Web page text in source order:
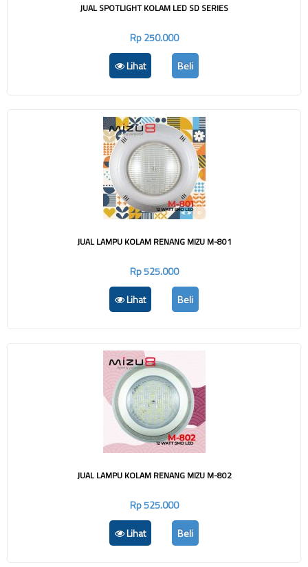
JUAL SPOTLIGHT KOLAM LED SD SERIES
Rp 250.000
Lihat
Beli
JUAL LAMPU KOLAM RENANG MIZU M-801
Rp 525.000
Lihat
Beli
JUAL LAMPU KOLAM RENANG MIZU M-802
Rp 525.000
Lihat
Beli